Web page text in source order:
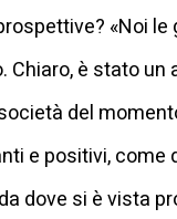
«Noi
è stato
del
e positivi,
dove si è vista